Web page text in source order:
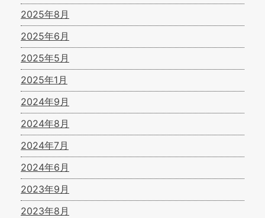
2025年8月
2025年6月
2025年5月
2025年1月
2024年9月
2024年8月
2024年7月
2024年6月
2023年9月
2023年8月